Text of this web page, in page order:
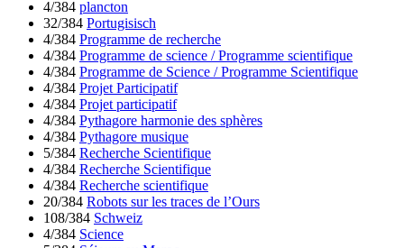
4/384 plancton
32/384 Portugisisch
4/384 Programme de recherche
4/384 Programme de science / Programme scientifique
4/384 Programme de Science / Programme Scientifique
4/384 Projet Participatif
4/384 Projet participatif
4/384 Pythagore harmonie des sphères
4/384 Pythagore musique
5/384 Recherche Scientifique
4/384 Recherche Scientifique
4/384 Recherche scientifique
20/384 Robots sur les traces de l’Ours
108/384 Schweiz
4/384 Science